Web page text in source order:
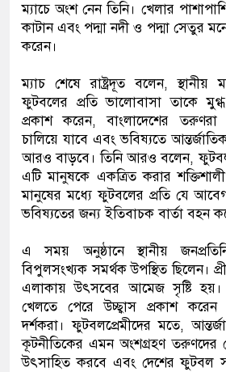
ম্যাচে অংশ নেন তিনি। খেলার
কাটান এবং পদ্মা নদী ও পদ্মা সেতুর
করেন।
ম্যাচ শেষে রাষ্ট্রদূত বলেন, স্থানীয়
ফুটবলের প্রতি ভালোবাসা তাকে
প্রকাশ করেন, বাংলাদেশের
চালিয়ে যাবে এবং ভবিষ্যতে
আরও বাড়বে। তিনি আরও বলেন,
এটি মানুষকে একত্রিত করার
মানুষের মধ্যে ফুটবলের প্রতি যে
ভবিষ্যতের জন্য ইতিবাচক বার্তা বহন
এ সময় অনুষ্ঠানে স্থানীয়
বিপুলসংখ্যক সমর্থক উপস্থিত ছিলেন।
এলাকায় উৎসবের আমেজ সৃষ্টি হয়।
খেলতে পেরে উচ্ছ্বাস প্রকাশ
দর্শকরা। ফুটবলপ্রেমীদের মতে,
কূটনীতিকের এমন অংশগ্রহণ তরুণদের
উৎসাহিত করবে এবং দেশের ফুটবল